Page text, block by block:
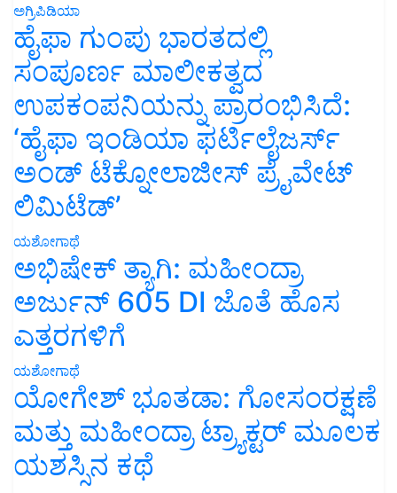
ಅಗ್ರಿಪಿಡಿಯಾ
ಹೈಫಾ ಗುಂಪು ಭಾರತದಲ್ಲಿ
ಸಂಪೂರ್ಣ ಮಾಲೀಕತ್ವದ
ಉಪಕಂಪನಿಯನ್ನು ಪ್ರಾರಂಭಿಸಿದೆ:
‘ಹೈಫಾ ಇಂಡಿಯಾ ಫರ್ಟಿಲೈಜರ್ಸ್
ಅಂಡ್ ಟೆಕ್ನೋಲಾಜೀಸ್ ಪ್ರೈವೇಟ್
ಲಿಮಿಟೆಡ್’
ಯಶೋಗಾಥೆ
ಅಭಿಷೇಕ್ ತ್ಯಾಗಿ: ಮಹೀಂದ್ರಾ
ಅರ್ಜುನ್ 605 DI ಜೊತೆ ಹೊಸ
ಎತ್ತರಗಳಿಗೆ
ಯಶೋಗಾಥೆ
ಯೋಗೇಶ್ ಭೂತಡಾ: ಗೋಸಂರಕ್ಷಣೆ
ಮತ್ತು ಮಹೀಂದ್ರಾ ಟ್ರ್ಯಾಕ್ಟರ್ ಮೂಲಕ
ಯಶಸ್ಸಿನ ಕಥೆ